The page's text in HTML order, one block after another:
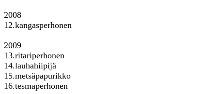
2008
12.kangasperhonen
2009
13.ritariperhonen
14.lauhahiipijä
15.metsäpapurikko
16.tesmaperhonen